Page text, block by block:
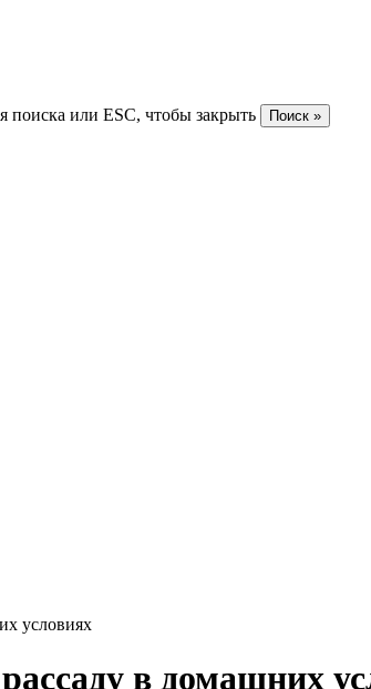
поиска или ESC, чтобы закрыть Поиск »
условиях
в домашних